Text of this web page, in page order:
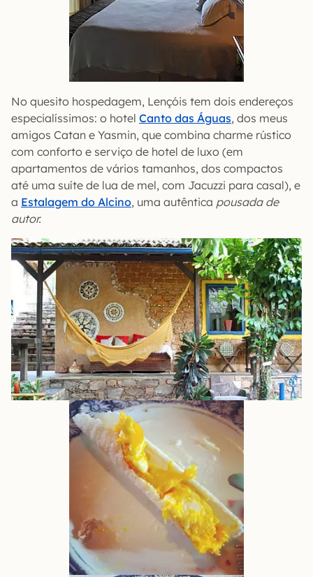
No quesito hospedagem, Lençóis tem dois endereços
especialíssimos: o hotel Canto das Águas, dos meus
amigos Catan e Yasmin, que combina charme rústico
com conforto e serviço de hotel de luxo (em
apartamentos de vários tamanhos, dos compactos
até uma suíte de lua de mel, com Jacuzzi para casal), e
a Estalagem do Alcino, uma autêntica pousada de
autor.